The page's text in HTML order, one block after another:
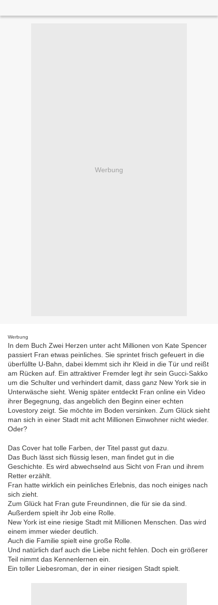
Werbung
Werbung
In dem Buch Zwei Herzen unter acht Millionen von Kate Spencer
passiert Fran etwas peinliches. Sie sprintet frisch gefeuert in die
überfüllte U-Bahn, dabei klemmt sich ihr Kleid in die Tür und reißt
am Rücken auf. Ein attraktiver Fremder legt ihr sein Gucci-Sakko
um die Schulter und verhindert damit, dass ganz New York sie in
Unterwäsche sieht. Wenig später entdeckt Fran online ein Video
ihrer Begegnung, das angeblich den Beginn einer echten
Lovestory zeigt. Sie möchte im Boden versinken. Zum Glück sieht
man sich in einer Stadt mit acht Millionen Einwohner nicht wieder.
Oder?
Das Cover hat tolle Farben, der Titel passt gut dazu.
Das Buch lässt sich flüssig lesen, man findet gut in die
Geschichte. Es wird abwechselnd aus Sicht von Fran und ihrem
Retter erzählt.
Fran hatte wirklich ein peinliches Erlebnis, das noch einiges nach
sich zieht.
Zum Glück hat Fran gute Freundinnen, die für sie da sind.
Außerdem spielt ihr Job eine Rolle.
New York ist eine riesige Stadt mit Millionen Menschen. Das wird
einem immer wieder deutlich.
Auch die Familie spielt eine große Rolle.
Und natürlich darf auch die Liebe nicht fehlen. Doch ein größerer
Teil nimmt das Kennenlernen ein.
Ein toller Liebesroman, der in einer riesigen Stadt spielt.